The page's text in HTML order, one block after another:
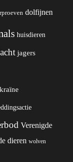
dolfijnen
huisdieren
jagers
Verenigde
dieren wolven